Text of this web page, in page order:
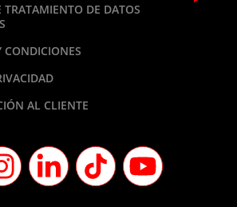
TRATAMIENTO DE DATOS
CONDICIONES
AL CLIENTE